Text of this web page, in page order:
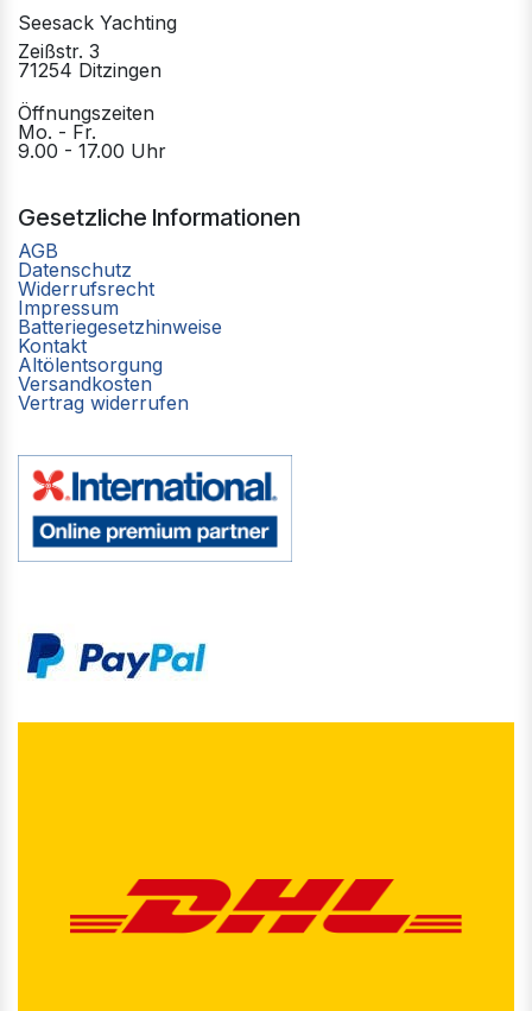
Seesack Yachting
Zeißstr. 3
71254 Ditzingen
Öffnungszeiten
Mo. - Fr.
9.00 - 17.00 Uhr
Gesetzliche Informationen
AGB
Datenschutz
Widerrufsrecht
Impressum
Batteriegesetzhinweise
Kontakt
Altölentsorgung
Versandkosten
Vertrag widerrufen